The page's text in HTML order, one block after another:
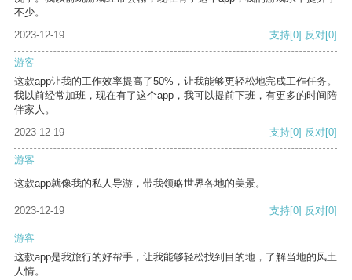
不少。
2023-12-19
支持[0] 反对[0]
游客
这款app让我的工作效率提高了50%，让我能够更轻松地完成工作任务。
我以前经常加班，现在有了这个app，我可以提前下班，有更多的时间陪
伴家人。
2023-12-19
支持[0] 反对[0]
游客
这款app就像我的私人导游，带我领略世界各地的美景。
2023-12-19 支持[0] 反对[0]
游客
这款app是我旅行的好帮手，让我能够轻松找到目的地，了解当地的风土
人情。